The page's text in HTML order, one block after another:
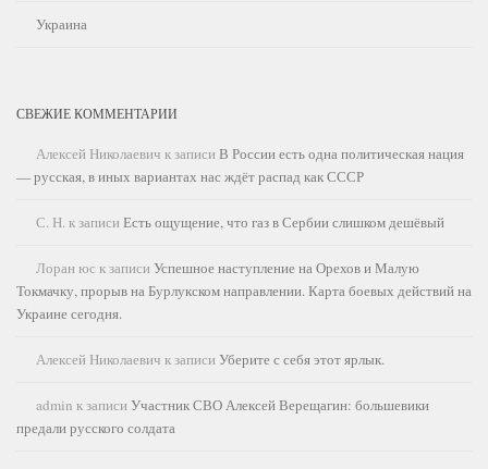
Украина
СВЕЖИЕ КОММЕНТАРИИ
Алексей Николаевич к записи В России есть одна политическая нация
— русская, в иных вариантах нас ждёт распад как СССР
С. Н. к записи Есть ощущение, что газ в Сербии слишком дешёвый
Лоран юс к записи Успешное наступление на Орехов и Малую
Токмачку, прорыв на Бурлукском направлении. Карта боевых действий на
Украине сегодня.
Алексей Николаевич к записи Уберите с себя этот ярлык.
admin к записи Участник СВО Алексей Верещагин: большевики
предали русского солдата